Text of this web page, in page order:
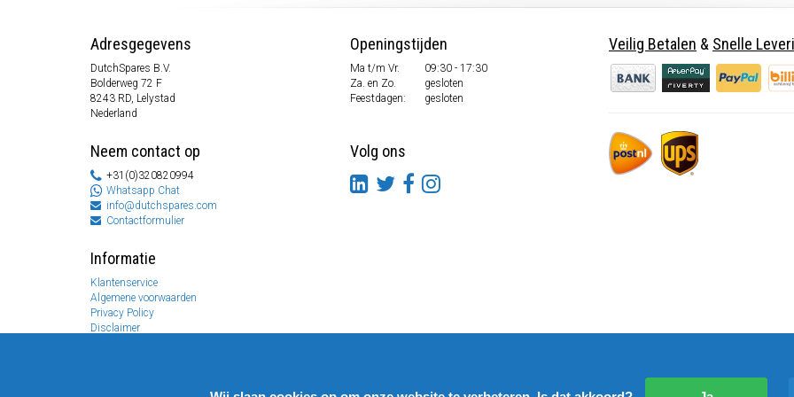
Adresgegevens
DutchSpares B.V.
Bolderweg 72 F
8243 RD, Lelystad
Nederland
Neem contact op
+31(0)320820994
Whatsapp Chat
info@dutchspares.com
Contactformulier
Informatie
Klantenservice
Algemene voorwaarden
Privacy Policy
Disclaimer
Openingstijden
Ma t/m Vr.
09:30 - 17:30
Za. en Zo.
gesloten
Feestdagen:
gesloten
Volg ons
Veilig Betalen & Snelle